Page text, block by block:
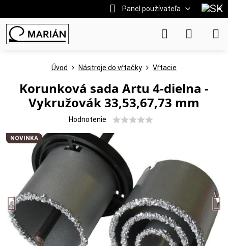
Panel používateľa
NOVINKA
Úvod Nástroje do vŕtačky Vŕtacie
Korunková sada Artu 4-dielna -
Vykružovák 33,53,67,73 mm
Hodnotenie